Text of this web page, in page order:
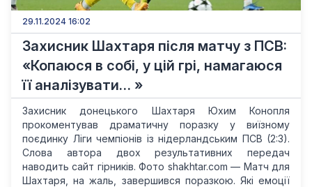
29.11.2024 16:02
Захисник Шахтаря після матчу з ПСВ:
«Копаюся в собі, у цій грі, намагаюся
її аналізувати… »
Захисник донецького Шахтаря Юхим Конопля
прокоментував драматичну поразку у виїзному
поєдинку Ліги чемпіонів із нідерландським ПСВ (2:3).
Слова автора двох результативних передач
наводить сайт гірників. Фото shakhtar.com — Матч для
Шахтаря, на жаль, завершився поразкою. Які емоції